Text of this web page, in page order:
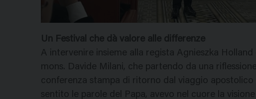
Un Festival che dà valore alle differenze
A intervenire insieme alla regista Agnieszka
mons. Davide Milani, che partendo da una
conferenza stampa di ritorno dal viaggio
sentito le parole del Papa, avevo nel cuore la